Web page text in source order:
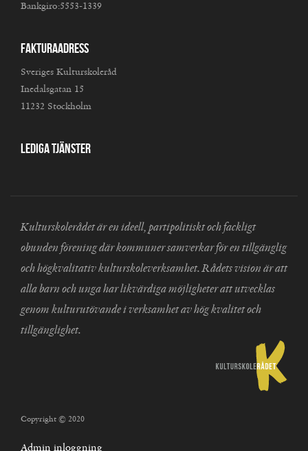
Bankgiro:5553-1339
Fakturaadress
Sveriges Kulturskoleråd
Inedalsgatan 15
11232 Stockholm
Lediga tjänster
Kulturskolerådet är en ideell, partipolitiskt och fackligt
obunden förening där kommuner samverkar för en tillgänglig
och högkvalitativ kulturskoleverksamhet. Rådets vision är att
alla barn och unga har likvärdiga möjligheter att utvecklas
genom kulturutövande i verksamhet av hög kvalitet och
tillgänglighet.
Copyright © 2020
Admin inloggning